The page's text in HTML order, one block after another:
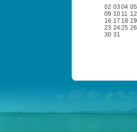
02 03 04 05
09 10 11 12
16 17 18 19
23 2425 26
30 31